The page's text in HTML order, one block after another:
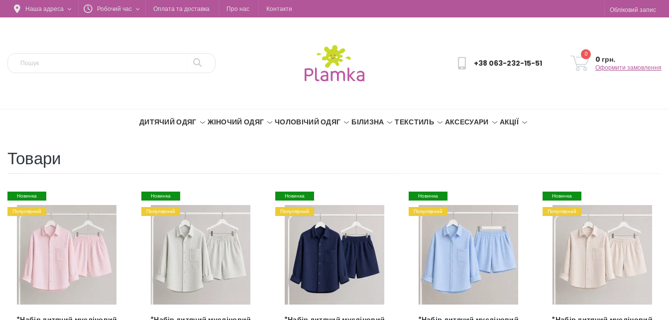
Наша адреса Робочий час Оплата та доставка Про нас Контакти Обліковий запис
+38 063-232-15-51
0
0 грн.
Оформити замовлення
ДИТЯЧИЙ ОДЯГ ЖІНОЧИЙ ОДЯГ ЧОЛОВІЧИЙ ОДЯГ БІЛИЗНА ТЕКСТИЛЬ АКСЕСУАРИ АКЦІЇ
Товари
Новинка
Популярний
Новинка
Популярний
Новинка
Популярний
Новинка
Популярний
Новинка
Популярний